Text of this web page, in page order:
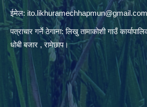
ईमेल: ito.likhuramechhapmun@gmail.com
पत्राचार गर्ने ठेगाना: लिखु तामाकोशी गाउँ
धोबी बजार , रामेछाप।